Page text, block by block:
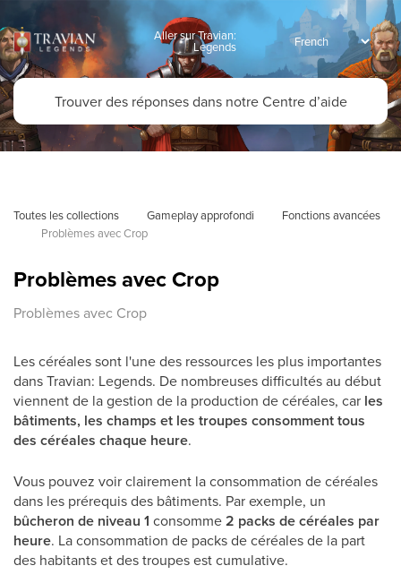
Aller sur Travian:
Legends
Toutes les collections Gameplay approfondi
Fonctions avancées
Problèmes avec Crop
Problèmes avec Crop
Problèmes avec Crop
Les céréales sont l'une des ressources les plus importantes
dans Travian: Legends. De nombreuses difficultés au début
viennent de la gestion de la production de céréales, car les
bâtiments, les champs et les troupes consomment tous
des céréales chaque heure.
Vous pouvez voir clairement la consommation de céréales
dans les prérequis des bâtiments. Par exemple, un
bûcheron de niveau 1 consomme2 packs de céréales par
heure. La consommation de packs de céréales de la part
des habitants et des troupes est cumulative.